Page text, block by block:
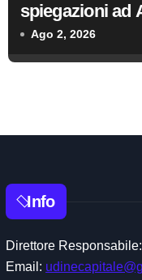
spiegazioni ad
miglioramenti
Ago 2, 2026
Info
Direttore
Email: